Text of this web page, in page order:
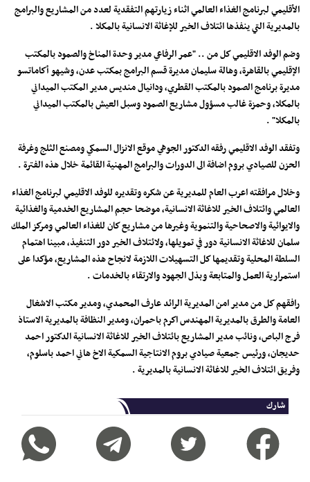
الأقليمي لبرنامج الغذاء العالمي اثناء زيارتهم التفقدية لعدد من المشاريع والبرامج
بالمديرية التي ينفذها ائتلاف الخير للإغاثة الانسانية بالمكلا .
وضم الوفد الاقليمي كل من .. "عمر الرفاعي مدير وحدة المناخ والصمود بالمكتب
الإقليمي بالقاهرة، وهالة سليمان مديرة قسم البرامج بمكتب عدن، وشيهو أكاماتسو
مديرة برنامج الصمود بالمكتب القطري، ودانيال منديس مدير المكتب الميداني
بالمكلا، وحمزة غالب مسؤول مشاريع الصمود وسبل العيش بالمكتب الميداني
بالمكلا" .
وتفقد الوفد الاقليمي رفقه الدكتور الجوهي موقع الانزال السمكي ومصنع الثلج وغرفة
الحزن للصيادي بروم اضافة الى الدورات والبرامج المهنية القائمة خلال هذه الفترة .
وخلال مرافقته اعرب العام للمديرية عن شكره وتقديره للوفد الاقليمي لبرنامج الغذاء
العالمي وائتلاف الخير للاغاثة الانسانية، موضحا حجم المشاريع الخدمية والغذائية
والايوائية والاصحاحية والتنموية وغيرها من مشاريع كان للغذاء العالمي ومركز الملك
سلمان للاغاثة الانسانية دور في تمويلها، ولائتلاف الخير دور التنفيذ، مبينا اهتمام
السلطة المحلية وتقديمها كل التسهيلات اللازمة لانجاح هذه المشاريع، مؤكدا على
استمرارية العمل والمتابعة وبذل الجهود والارتقاء بالخدمات .
رافقهم كل من مدير امن المديرية الرائد عارف المحمدي، ومدير مكتب الاشغال
العامة والطرق بالمديرية المهندس اكرم باحمران، ومدير النظافة بالمديرية الاستاذ
فرج الباص، ونائب مدير المشاريع بائتلاف الخير للاغاثة الانسانية الدكتور احمد
حديجان، ورئيس جمعية صيادي بروم الانتاجية السمكية الاخ هاني احمد باسلوم،
وفريق ائتلاف الخير للاغاثة الانسانية بالمديرية .
شارك